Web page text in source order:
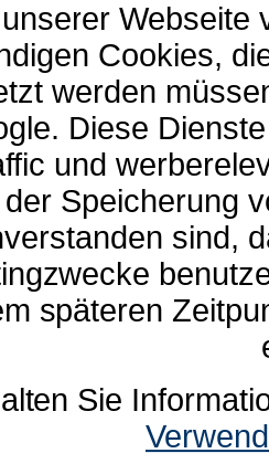
Webseite
Cookies,
werden
Diese
und
der Speicherung
sind,
späteren
Sie